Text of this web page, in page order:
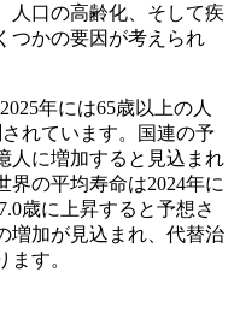
人口の高齢化、そして疾
つかの要因が考えられ
年には65歳以上の人
れています。国連の予
人に増加すると見込まれ
の平均寿命は2024年に
歳に上昇すると予想さ
増加が見込まれ、代替治
す。